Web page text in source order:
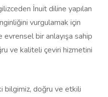
İnuit diline yapılan
vurgulamak için
bir anlayışa sahip
ve kaliteli çeviri hizmetini
bilgimiz, doğru ve etkili